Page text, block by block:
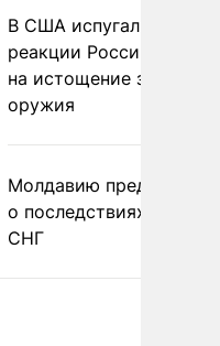
В США испугались
реакции России и
на истощение запасов
оружия
Молдавию
о последствиях выхода
СНГ